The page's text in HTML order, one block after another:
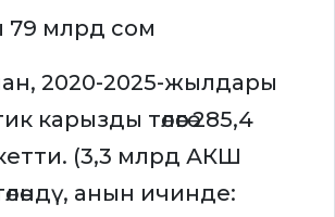
79 млрд сом
2020-2025-жылдары
карызды төлөөгө 285,4
(3,3 млрд АКШ
анын ичинде: